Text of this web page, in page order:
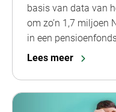
basis van data van
om zo’n 1,7 miljoen
in een
Lees meer